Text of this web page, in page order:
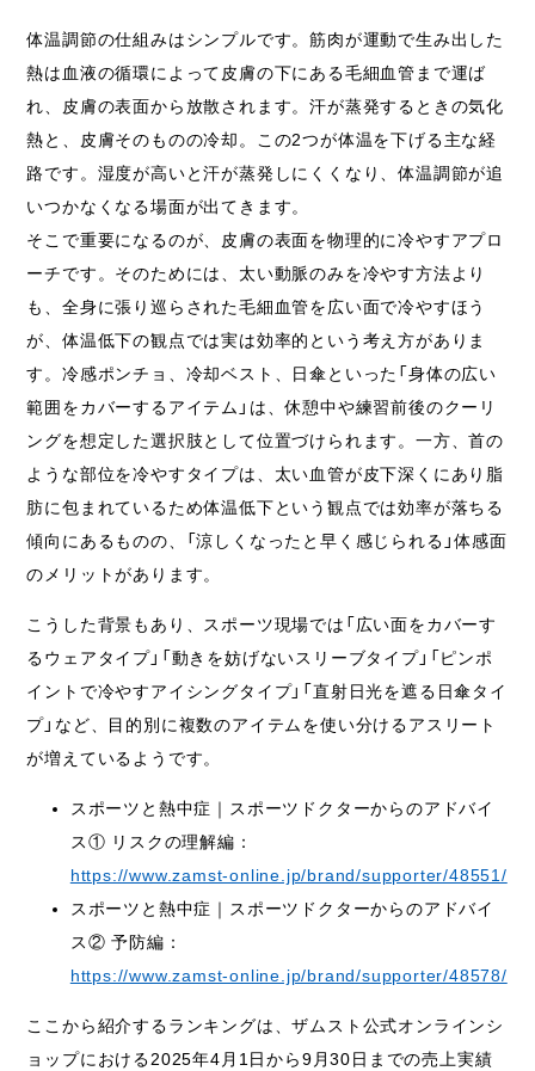
体温調節の仕組みはシンプルです。筋肉が運動で生み出した
熱は血液の循環によって皮膚の下にある毛細血管まで運ば
れ、皮膚の表面から放散されます。汗が蒸発するときの気化
熱と、皮膚そのものの冷却。この2つが体温を下げる主な経
路です。湿度が高いと汗が蒸発しにくくなり、体温調節が追
いつかなくなる場面が出てきます。
そこで重要になるのが、皮膚の表面を物理的に冷やすアプロ
ーチです。そのためには、太い動脈のみを冷やす方法より
も、全身に張り巡らされた毛細血管を広い面で冷やすほう
が、体温低下の観点では実は効率的という考え方がありま
す。冷感ポンチョ、冷却ベスト、日傘といった「身体の広い
範囲をカバーするアイテム」は、休憩中や練習前後のクーリ
ングを想定した選択肢として位置づけられます。一方、首の
ような部位を冷やすタイプは、太い血管が皮下深くにあり脂
肪に包まれているため体温低下という観点では効率が落ちる
傾向にあるものの、「涼しくなったと早く感じられる」体感面
のメリットがあります。
こうした背景もあり、スポーツ現場では「広い面をカバーす
るウェアタイプ」「動きを妨げないスリーブタイプ」「ピンポ
イントで冷やすアイシングタイプ」「直射日光を遮る日傘タイ
プ」など、目的別に複数のアイテムを使い分けるアスリート
が増えているようです。
スポーツと熱中症｜スポーツドクターからのアドバイ
ス① リスクの理解編：
https://www.zamst-online.jp/brand/supporter/48551/
スポーツと熱中症｜スポーツドクターからのアドバイ
ス② 予防編：
https://www.zamst-online.jp/brand/supporter/48578/
ここから紹介するランキングは、ザムスト公式オンラインシ
ョップにおける2025年4月1日から9月30日までの売上実績